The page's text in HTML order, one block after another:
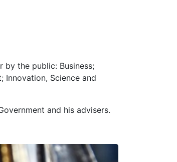
by the public: Business;
Innovation, Science and
and his advisers.